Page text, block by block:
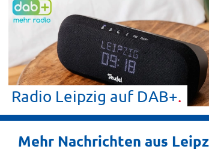
Radio Leipzig auf DAB+
Mehr Nachrichten aus